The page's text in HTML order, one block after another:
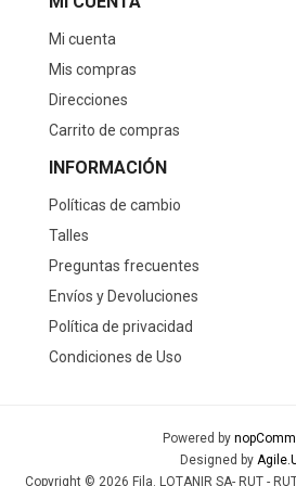
Mi cuenta
Mis compras
Direcciones
Carrito de compras
INFORMACIÓN
Políticas de cambio
Talles
Preguntas frecuentes
Envíos y Devoluciones
Política de privacidad
Condiciones de Uso
Powered by
Designed by
Copyright © 2026 Fila. LOTANIR SA- RUT -